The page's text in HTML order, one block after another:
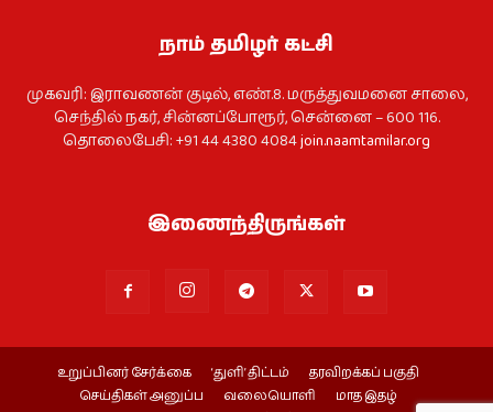
நாம் தமிழர் கட்சி
முகவரி: இராவணன் குடில், எண்.8. மருத்துவமனை சாலை,
செந்தில் நகர், சின்னப்போரூர், சென்னை – 600 116.
தொலைபேசி: +91 44 4380 4084join.naamtamilar.org
இணைந்திருங்கள்
உறுப்பினர் சேர்க்கை ‘துளி’ திட்டம்
தரவிறக்கப் பகுதி
செய்திகள் அனுப்ப
வலையொளி
மாத இதழ்